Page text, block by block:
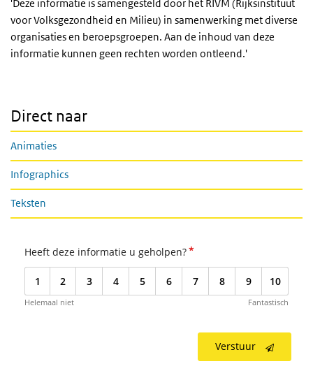
'Deze informatie is samengesteld door het RIVM (Rijksinstituut
voor Volksgezondheid en Milieu) in samenwerking met diverse
organisaties en beroepsgroepen. Aan de inhoud van deze
informatie kunnen geen rechten worden ontleend.'
Direct naar
Animaties
Infographics
Teksten
Heeft deze informatie u geholpen?*
1 2 3 4 5 6 7 8 9 10
Helemaal niet Fantastisch
Verstuur